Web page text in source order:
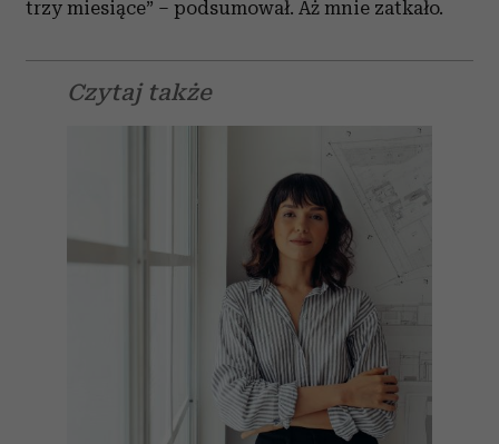
trzy miesiące” – podsumował. Aż mnie zatkało.
Czytaj także